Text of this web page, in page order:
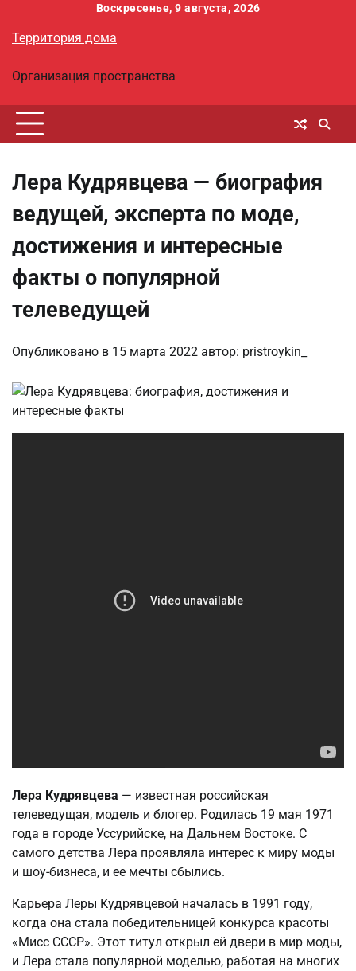
содержимому
Воскресенье, 9 августа, 2026
Территория дома
Организация пространства
Лера Кудрявцева — биография
ведущей, эксперта по моде,
достижения и интересные
факты о популярной
телеведущей
Опубликовано в 15 марта 2022 автор: pristroykin_
Лера Кудрявцева — известная российская
телеведущая, модель и блогер. Родилась 19 мая 1971
года в городе Уссурийске, на Дальнем Востоке. С
самого детства Лера проявляла интерес к миру моды
и шоу-бизнеса, и ее мечты сбылись.
Карьера Леры Кудрявцевой началась в 1991 году,
когда она стала победительницей конкурса красоты
«Мисс СССР». Этот титул открыл ей двери в мир моды,
и Лера стала популярной моделью, работая на многих